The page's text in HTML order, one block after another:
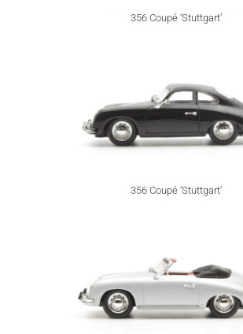
356 Coupé ‘Stuttgart’
356 Coupé ‘Stuttgart’